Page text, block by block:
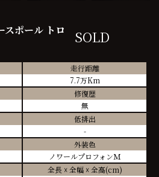
スポール トロ
SOLD
走行距離
7.7万Km
修復歴
無
低排出
-
外装色
ノワールプロフォンＭ
全長 ☓ 全幅 ☓ 全高(cm)